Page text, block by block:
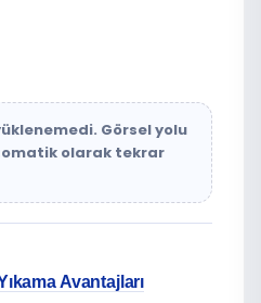
Görsel yolu
olarak tekrar
Avantajları